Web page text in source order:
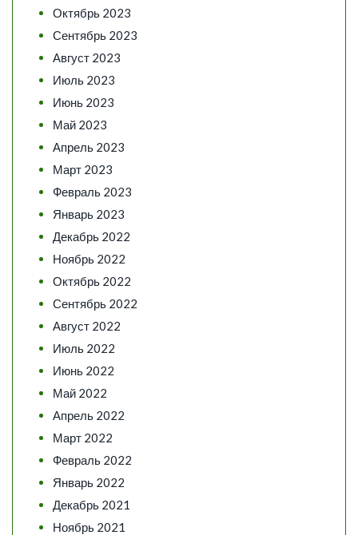
Октябрь 2023
Сентябрь 2023
Август 2023
Июль 2023
Июнь 2023
Май 2023
Апрель 2023
Март 2023
Февраль 2023
Январь 2023
Декабрь 2022
Ноябрь 2022
Октябрь 2022
Сентябрь 2022
Август 2022
Июль 2022
Июнь 2022
Май 2022
Апрель 2022
Март 2022
Февраль 2022
Январь 2022
Декабрь 2021
Ноябрь 2021